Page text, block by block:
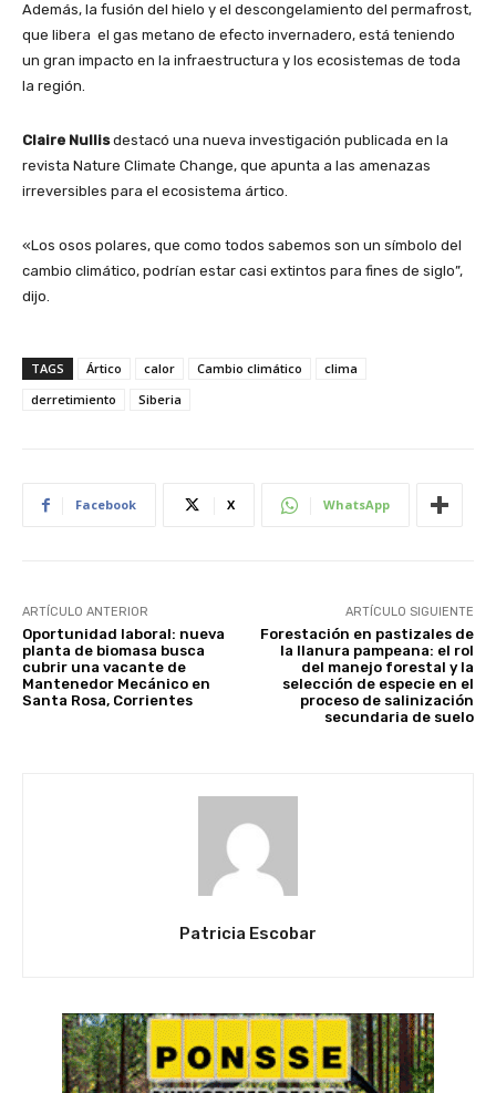
Además, la fusión del hielo y el descongelamiento del permafrost,
que libera el gas metano de efecto invernadero, está teniendo
un gran impacto en la infraestructura y los ecosistemas de toda
la región.
Claire Nullisdestacó una nueva investigación publicada en la
revista Nature Climate Change, que apunta a las amenazas
irreversibles para el ecosistema ártico.
«Los osos polares, que como todos sabemos son un símbolo del
cambio climático, podrían estar casi extintos para fines de siglo”,
dijo.
TAGS Ártico calor Cambio climático
clima
derretimiento
Siberia
Facebook X WhatsApp
ARTÍCULO ANTERIOR
Oportunidad laboral: nueva
planta de biomasa busca
cubrir una vacante de
Mantenedor Mecánico en
Santa Rosa, Corrientes
ARTÍCULO SIGUIENTE
Forestación en pastizales de
la llanura pampeana: el rol
del manejo forestal y la
selección de especie en el
proceso de salinización
secundaria de suelo
Patricia Escobar